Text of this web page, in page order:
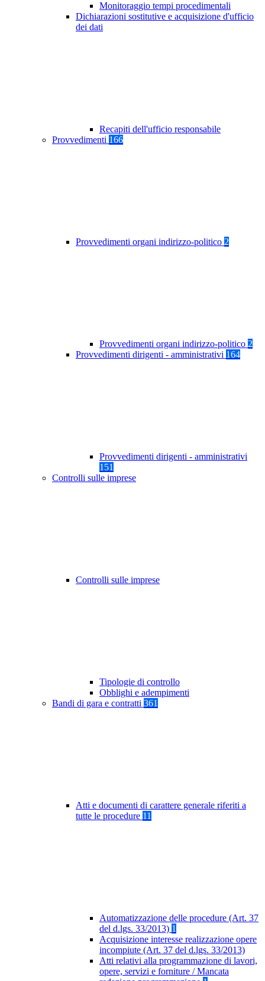
Monitoraggio tempi procedimentali
Dichiarazioni sostitutive e acquisizione d'ufficio
dei dati
Recapiti dell'ufficio responsabile
Provvedimenti 166
Provvedimenti organi indirizzo-politico 2
Provvedimenti organi indirizzo-politico 2
Provvedimenti dirigenti - amministrativi 164
Provvedimenti dirigenti - amministrativi
151
Controlli sulle imprese
Controlli sulle imprese
Tipologie di controllo
Obblighi e adempimenti
Bandi di gara e contratti 361
Atti e documenti di carattere generale riferiti a
tutte le procedure 11
Automatizzazione delle procedure (Art. 37
del d.lgs. 33/2013) 1
Acquisizione interesse realizzazione opere
incompiute (Art. 37 del d.lgs. 33/2013)
Atti relativi alla programmazione di lavori,
opere, servizi e forniture / Mancata